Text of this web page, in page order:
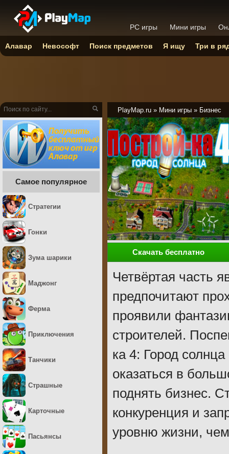
PlayMap.ru » Мини игры » Бизнес
Скачать бесплатно
Четвёртая часть
предпочитают
проявили
строителей.
ка 4: Город
оказаться в
поднять бизнес.
конкуренция и
уровню жизни,
Самое популярное
Стратегии
Гонки
Зума шарики
Маджонг
Ферма
Приключения
Танчики
Страшные
Карточные
Пасьянсы
PC игры Мини игры
Алавар Невософт Поиск предметов Я ищу Три в